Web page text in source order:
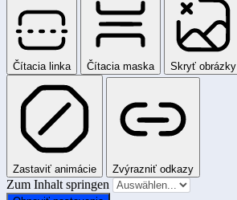
Čítacia linka Čítacia maska Skryť obrázky
Zastaviť animácie Zvýrazniť odkazy
Zum Inhalt springen